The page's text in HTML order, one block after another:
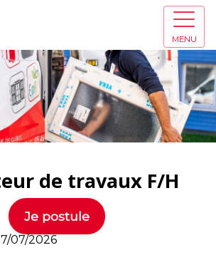
MENU
de travaux F/H
Je postule
07/2026